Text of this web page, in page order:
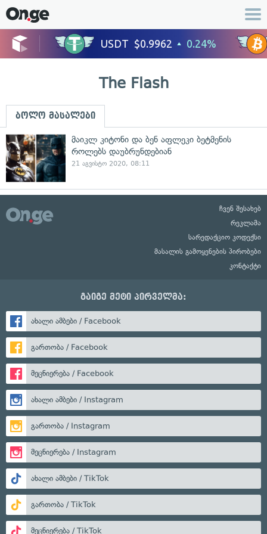
The Flash
ბოლო მასალები
მაიკლ კიტონი და ბენ აფლეკი ბეტმენის
როლებს დაუბრუნდებიან
21 აგვისტო 2020, 08:11
ჩვენ შესახებ
რეკლამა
სარედაქციო კოდექსი
მასალის გამოყენების პირობები
კონტაქტი
გაიგე მეტი პირველმა:
ახალი ამბები / Facebook
გართობა / Facebook
მეცნიერება / Facebook
ახალი ამბები / Instagram
გართობა / Instagram
მეცნიერება / Instagram
ახალი ამბები / TikTok
გართობა / TikTok
მეცნიერება / TikTok